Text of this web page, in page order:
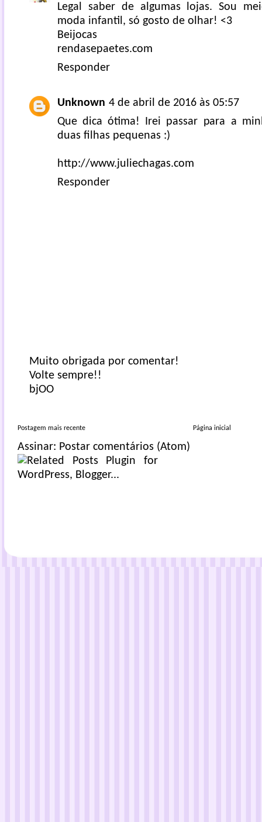
Legal saber de algumas lojas. Sou
moda infantil, só gosto de olhar! <3
Beijocas
rendasepaetes.com
Responder
Unknown 4 de abril de 2016 às 05:57
Que dica ótima! Irei passar para a
duas filhas pequenas :)
http://www.juliechagas.com
Responder
Muito obrigada por comentar!
Volte sempre!!
bjOO
Postagem mais recente Página inicial
Assinar: Postar comentários (Atom)